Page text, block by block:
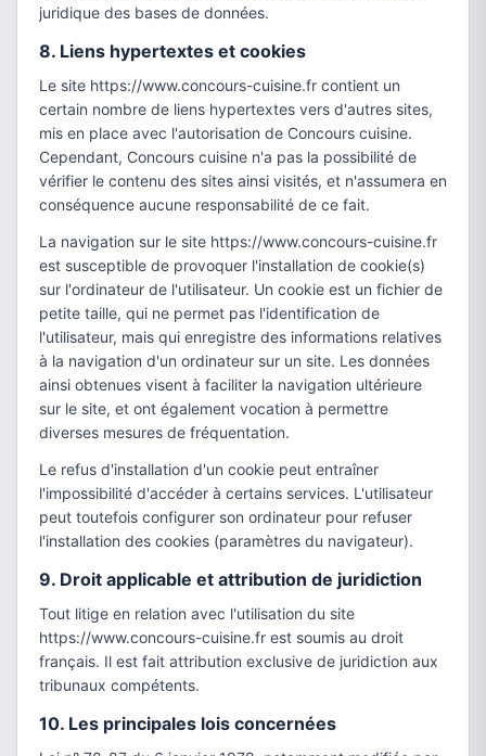
juridique des bases de données.
8. Liens hypertextes et cookies
Le site https://www.concours-cuisine.fr contient un
certain nombre de liens hypertextes vers d'autres sites,
mis en place avec l'autorisation de Concours cuisine.
Cependant, Concours cuisine n'a pas la possibilité de
vérifier le contenu des sites ainsi visités, et n'assumera en
conséquence aucune responsabilité de ce fait.
La navigation sur le site https://www.concours-cuisine.fr
est susceptible de provoquer l'installation de cookie(s)
sur l'ordinateur de l'utilisateur. Un cookie est un fichier de
petite taille, qui ne permet pas l'identification de
l'utilisateur, mais qui enregistre des informations relatives
à la navigation d'un ordinateur sur un site. Les données
ainsi obtenues visent à faciliter la navigation ultérieure
sur le site, et ont également vocation à permettre
diverses mesures de fréquentation.
Le refus d'installation d'un cookie peut entraîner
l'impossibilité d'accéder à certains services. L'utilisateur
peut toutefois configurer son ordinateur pour refuser
l'installation des cookies (paramètres du navigateur).
9. Droit applicable et attribution de juridiction
Tout litige en relation avec l'utilisation du site
https://www.concours-cuisine.fr est soumis au droit
français. Il est fait attribution exclusive de juridiction aux
tribunaux compétents.
10. Les principales lois concernées